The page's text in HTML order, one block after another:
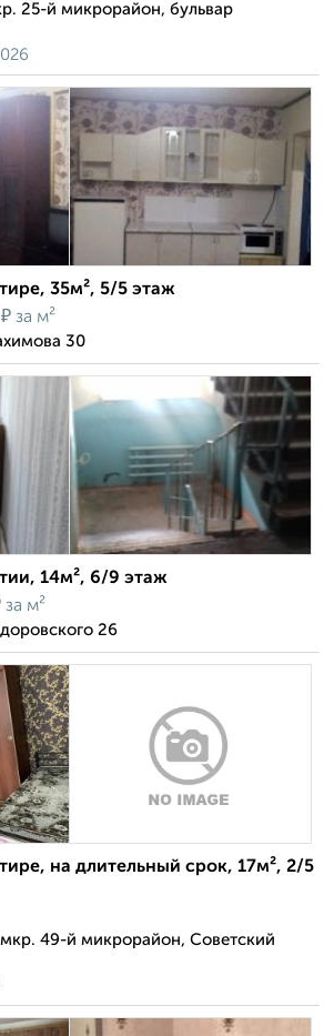
25-й микрорайон, бульвар
35м², 5/5 этаж
₽ за м²
30
14м², 6/9 этаж
за м²
26
на длительный срок, 17м², 2/5
49-й микрорайон, Советский